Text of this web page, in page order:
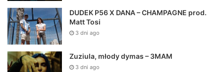
DUDEK P56 X DANA – CHAMPAGNE prod.
Matt Tosi
3 dni ago
Zuziula, młody dymas – 3MAM
3 dni ago